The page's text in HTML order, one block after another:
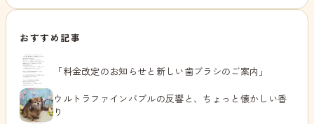
おすすめ記事
「料金改定のお知らせと新しい歯ブラシのご案内」
ウルトラファインバブルの反響と、ちょっと懐かしい香
り